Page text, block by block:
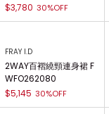
$3,780 30%OFF
FRAY I.D
2WAY百褶繞頸連身裙 F
WFO262080
$5,145 30%OFF